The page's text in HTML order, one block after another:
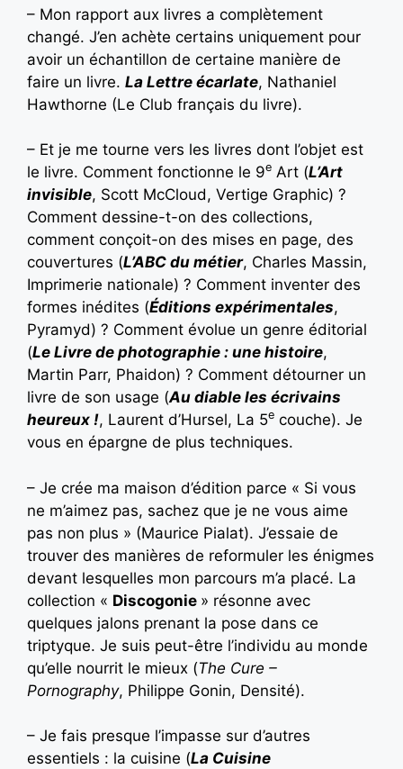
– Mon rapport aux livres a complètement
changé. J’en achète certains uniquement pour
avoir un échantillon de certaine manière de
faire un livre. La Lettre écarlate, Nathaniel
Hawthorne (Le Club français du livre).
– Et je me tourne vers les livres dont l’objet est
le livre. Comment fonctionne le 9e Art (L’Art
invisible, Scott McCloud, Vertige Graphic) ?
Comment dessine-t-on des collections,
comment conçoit-on des mises en page, des
couvertures (L’ABC du métier, Charles Massin,
Imprimerie nationale) ? Comment inventer des
formes inédites (Éditions expérimentales,
Pyramyd) ? Comment évolue un genre éditorial
(Le Livre de photographie : une histoire,
Martin Parr, Phaidon) ? Comment détourner un
livre de son usage (Au diable les écrivains
heureux !, Laurent d’Hursel, La 5e couche). Je
vous en épargne de plus techniques.
– Je crée ma maison d’édition parce « Si vous
ne m’aimez pas, sachez que je ne vous aime
pas non plus » (Maurice Pialat). J’essaie de
trouver des manières de reformuler les énigmes
devant lesquelles mon parcours m’a placé. La
collection « Discogonie » résonne avec
quelques jalons prenant la pose dans ce
triptyque. Je suis peut-être l’individu au monde
qu’elle nourrit le mieux (The Cure –
Pornography, Philippe Gonin, Densité).
– Je fais presque l’impasse sur d’autres
essentiels : la cuisine (La Cuisine